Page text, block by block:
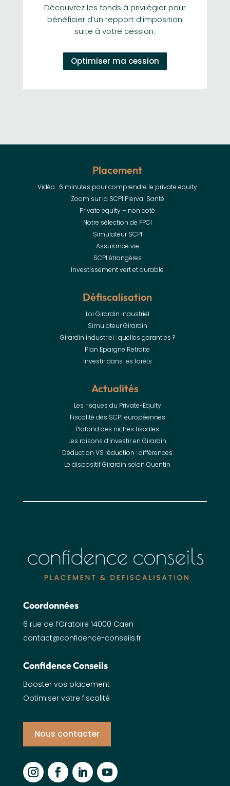
Découvrez les fonds à privilégier pour
bénéficier d’un repport d’imposition
suite à votre cession.
Optimiser ma cession
Placement
Vidéo : 6 minutes pour comprendre le private equity
Zoom sur la SCPI Pierval Santé
Private equity – non coté
Notre sélection de FPCI
Simulateur SCPI
Assurance vie
SCPI étrangères
Investissement vert et durable
Défiscalisation
Loi Girardin industriel
Simulateur Girardin
Girardin industriel : quelles garanties ?
Plan Epargne Retraite
Investir dans les forêts
Actualités
Les risques du Private-Equity
Fiscalité des SCPI européennes
Plafond des niches fiscales
Les raisons d’investir en Girardin
Déduction VS réduction : différences
Le dispositif Girardin selon Quentin
Coordonnées
6 rue de l’Oratoire 14000 Caen
contact@confidence-conseils.fr
Confidence Conseils
Booster vos placement
Optimiser votre fiscalité
Nous contacter